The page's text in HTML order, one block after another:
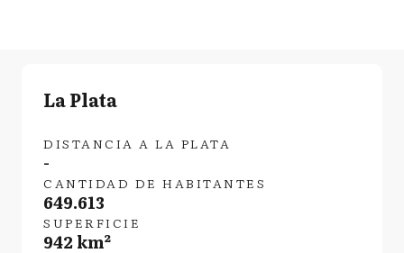
La Plata
DISTANCIA A LA PLATA
-
CANTIDAD DE HABITANTES
649.613
SUPERFICIE
942 km²